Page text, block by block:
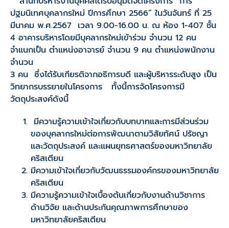
ปฐมนิเทศบุคลากรใหม่ ปีการศึกษา 2566” ในวันจันทร์ ที่ 25
มีนาคม พ.ศ.2567 เวลา 9.00-16.00 น. ณ ห้อง 1-407 ชั้น
4 อาคารบริหารโดยมีบุคลากรใหม่เข้าร่วม จำนวน 12 คน
จำแนกเป็น ตำแหน่งอาจารย์ จำนวน 9 คน ตำแหน่งพนักงาน
จำนวน
3 คน ซึ่งได้รับเกียรติจากอธิการบดี และผู้บริหารระดับสูง เป็น
วิทยากรบรรยายในโครงการ ทั้งนี้การจัดโครงการมี
วัตถุประสงค์ดังนี้
มีความรู้ความเข้าใจเกี่ยวกับบทบาทและการมีส่วนร่วม
ของบุคลากรใหม่ต่อการพัฒนาตามวิสัยทัศน์ ปรัชญา
และวัตถุประสงค์ และแผนยุทธศาสตร์ของมหาวิทยาลัย
คริสเตียน
มีความเข้าใจเกี่ยวกับวัฒนธรรมองค์กรของมหาวิทยาลัย
คริสเตียน
มีความรู้ความเข้าใจเบื้องต้นเกี่ยวกับงานด้านวิชาการ
ด้านวิจัย และด้านประกันคุณภาพการศึกษาของ
มหาวิทยาลัยคริสเตียน